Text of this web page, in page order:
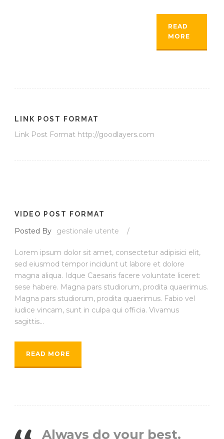
READ
MORE
LINK POST FORMAT
Link Post Format http://goodlayers.com
VIDEO POST FORMAT
Posted By gestionale utente /
Lorem ipsum dolor sit amet, consectetur adipisici elit,
sed eiusmod tempor incidunt ut labore et dolore
magna aliqua. Idque Caesaris facere voluntate liceret:
sese habere. Magna pars studiorum, prodita quaerimus.
Magna pars studiorum, prodita quaerimus. Fabio vel
iudice vincam, sunt in culpa qui officia. Vivamus
sagittis...
READ MORE
Always do your best.